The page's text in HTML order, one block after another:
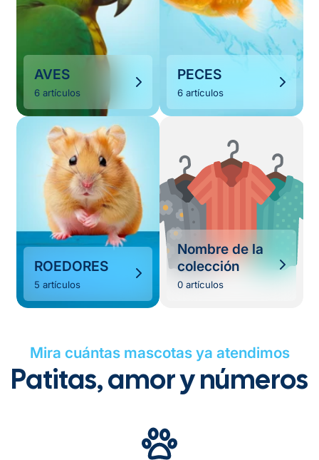
AVES
6 artículos
PECES
6 artículos
ROEDORES
5 artículos
Nombre de la
colección
0 artículos
Mira cuántas mascotas ya atendimos
Patitas, amor y números